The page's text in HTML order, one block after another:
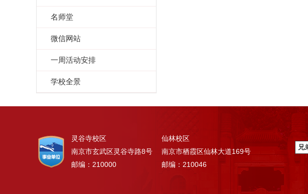
名师堂
微信网站
一周活动安排
学校全景
灵谷寺校区
南京市玄武区灵谷寺路8号
邮编：210000
仙林校区
南京市栖霞区仙林大道169号
邮编：210046
兄